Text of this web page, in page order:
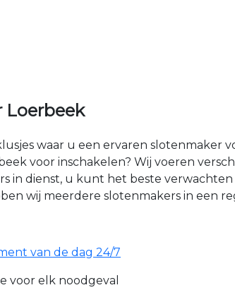
Loerbeek
waar u een ervaren
voor inschakelen? Wij voeren
in dienst, u kunt het beste
wij meerdere slotenmakers in een
van de dag 24/7
voor elk noodgeval